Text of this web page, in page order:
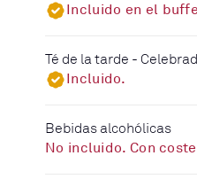
Incluido en el
Té de la tarde -
Incluido.
Bebidas alcohólicas
No incluido. Con